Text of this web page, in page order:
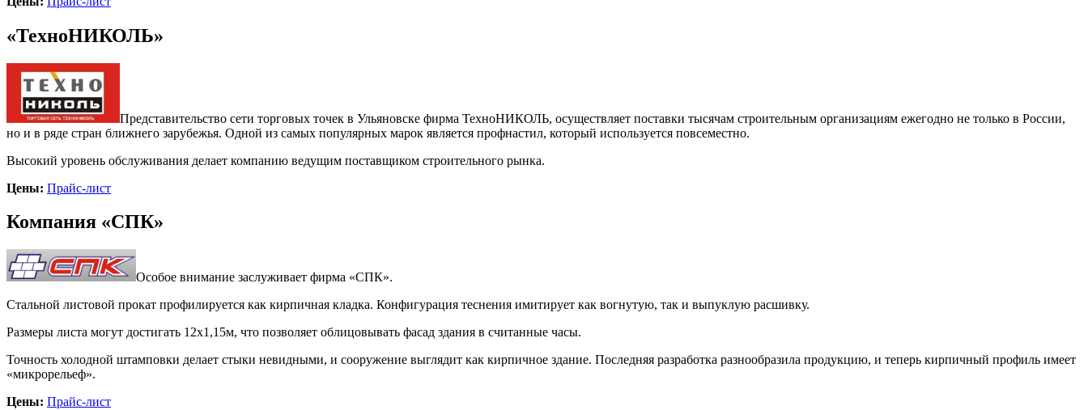
«ТехноНИКОЛЬ»
Представительство сети торговых точек в Ульяновске фирма ТехноНИКОЛЬ, осуществляет поставки тысячам строительным организациям ежегодно не только в России,
но и в ряде стран ближнего зарубежья. Одной из самых популярных марок является профнастил, который используется повсеместно.
Высокий уровень обслуживания делает компанию ведущим поставщиком строительного рынка.
Цены: Прайс-лист
Компания «СПК»
Особое внимание заслуживает фирма «СПК».
Стальной листовой прокат профилируется как кирпичная кладка. Конфигурация теснения имитирует как вогнутую, так и выпуклую расшивку.
Размеры листа могут достигать 12х1,15м, что позволяет облицовывать фасад здания в считанные часы.
Точность холодной штамповки делает стыки невидными, и сооружение выглядит как кирпичное здание. Последняя разработка разнообразила продукцию, и теперь кирпичный профиль имеет
«микрорельеф».
Цены: Прайс-лист